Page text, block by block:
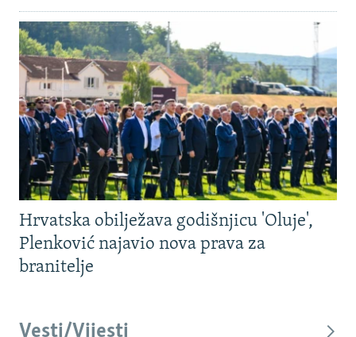
Hrvatska obilježava godišnjicu 'Oluje',
Plenković najavio nova prava za
branitelje
Vesti/Vijesti